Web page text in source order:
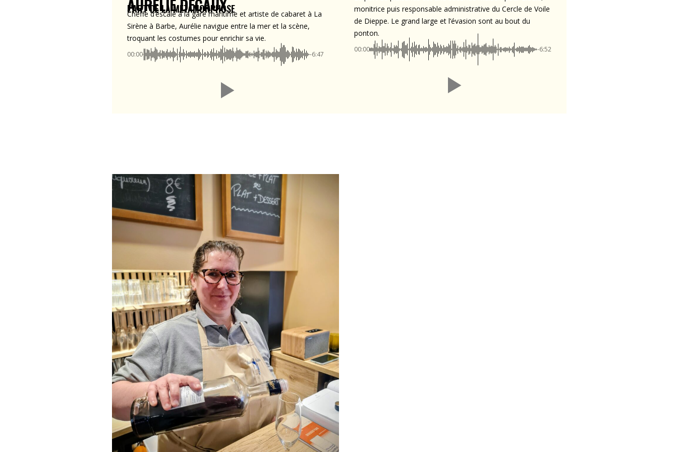
L'ART DE LA MÉTAMORPHOSE
Cheffe d’escale à la gare maritime et artiste de cabaret à La
Sirène à Barbe, Aurélie navigue entre la mer et la scène,
troquant les costumes pour enrichir sa vie.
00:00 -6:47
monitrice puis responsable administrative du Cercle de Voile
de Dieppe. Le grand large et l’évasion sont au bout du
ponton.
00:00 -6:52